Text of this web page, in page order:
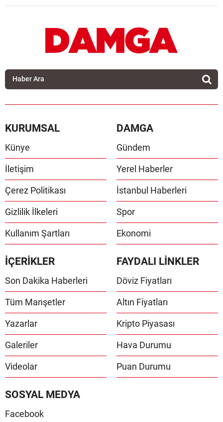
KURUMSAL
Künye
İletişim
Çerez Politikası
Gizlilik İlkeleri
Kullanım Şartları
DAMGA
Gündem
Yerel Haberler
İstanbul Haberleri
Spor
Ekonomi
İÇERİKLER
Son Dakika Haberleri
Tüm Manşetler
Yazarlar
Galeriler
Videolar
FAYDALI LİNKLER
Döviz Fiyatları
Altın Fiyatları
Kripto Piyasası
Hava Durumu
Puan Durumu
SOSYAL MEDYA
Facebook